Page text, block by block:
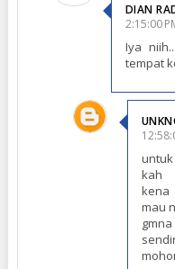
DIAN
2:15:00
Iya
tempat
kah
kena
mau